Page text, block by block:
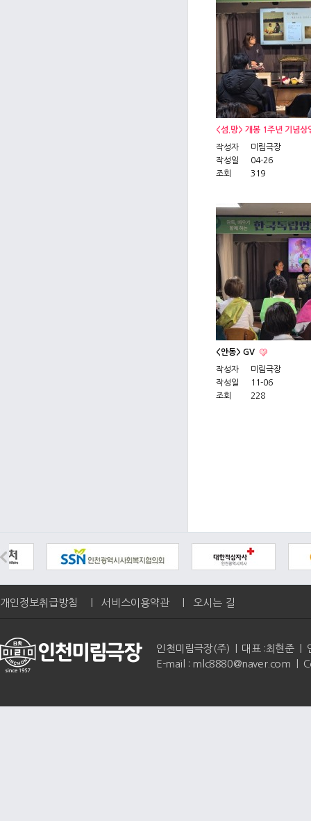
<섬.망> 개봉 1주년 기념상
작성자
미림극장
작성일
04-26
조회
319
<안동> GV
작성자
미림극장
작성일
11-06
조회
228
개인정보취급방침 서비스이용약관 오시는 길
인천미림극장(주) | 대표 :최현준 |
E-mail : mlc8880@naver.com |